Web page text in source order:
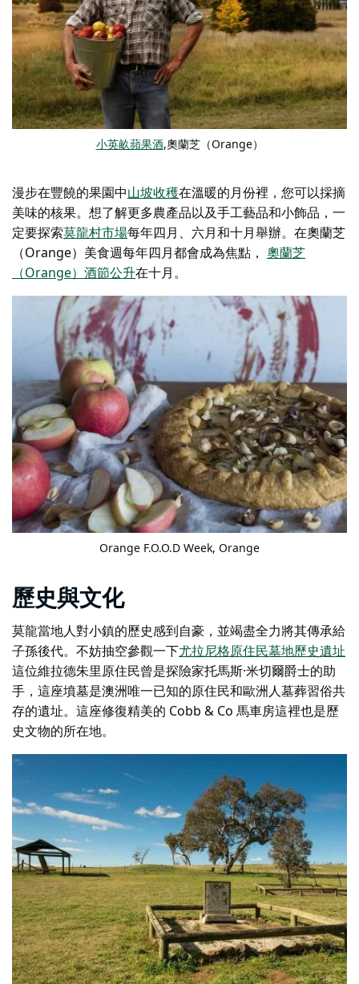
小英畝蘋果酒,奧蘭芝（Orange）
漫步在豐饒的果園中山坡收穫在溫暖的月份裡，您可以採摘
美味的核果。想了解更多農產品以及手工藝品和小飾品，一
定要探索莫龍村市場每年四月、六月和十月舉辦。在奧蘭芝
（Orange）美食週每年四月都會成為焦點， 奧蘭芝
（Orange）酒節公升在十月。
Orange F.O.O.D Week, Orange
歷史與文化
莫龍當地人對小鎮的歷史感到自豪，並竭盡全力將其傳承給
子孫後代。不妨抽空參觀一下尤拉尼格原住民墓地歷史遺址
這位維拉德朱里原住民曾是探險家托馬斯·米切爾爵士的助
手，這座墳墓是澳洲唯一已知的原住民和歐洲人墓葬習俗共
存的遺址。這座修復精美的 Cobb & Co 馬車房這裡也是歷
史文物的所在地。